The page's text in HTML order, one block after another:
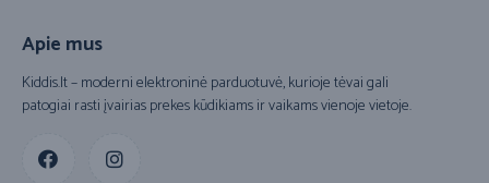
Apie mus
Kiddis.lt – moderni elektroninė parduotuvė, kurioje tėvai gali
patogiai rasti įvairias prekes kūdikiams ir vaikams vienoje vietoje.